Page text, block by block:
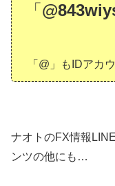
「
「@」もIDアカ
ナオトのFX情報
ンツの他にも…